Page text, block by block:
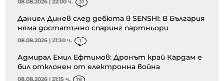
08.08.2026 | 22:00 ч. 37
Даниел Динев след дебюта в SENSHI: В България
няма достатъчно спаринг партньори
08.08.2026 | 21:30 ч. 1
Адмирал Емил Ефтимов: Дронът край Кардам е
бил отклонен от електронна война
08.08.2026 | 21:15 ч. 78